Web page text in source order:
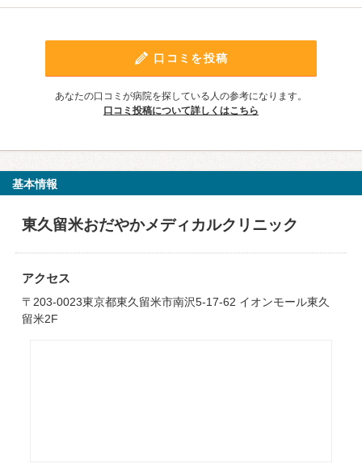
口コミを投稿
あなたの口コミが病院を探している人の参考になります。
口コミ投稿について詳しくはこちら
基本情報
東久留米おだやかメディカルクリニック
アクセス
〒203-0023東京都東久留米市南沢5-17-62 イオンモール東久
留米2F